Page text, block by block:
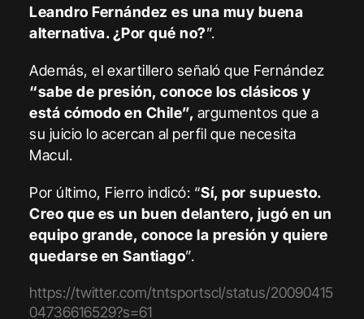
Leandro Fernández es una muy buena
alternativa. ¿Por qué no?”.
Además, el exartillero señaló que Fernández
“sabe de presión, conoce los clásicos y
está cómodo en Chile”, argumentos que a
su juicio lo acercan al perfil que necesita
Macul.
Por último, Fierro indicó: “Sí, por supuesto.
Creo que es un buen delantero, jugó en un
equipo grande, conoce la presión y quiere
quedarse en Santiago”.
https://twitter.com/tntsportscl/status/20090415
04736616529?s=61